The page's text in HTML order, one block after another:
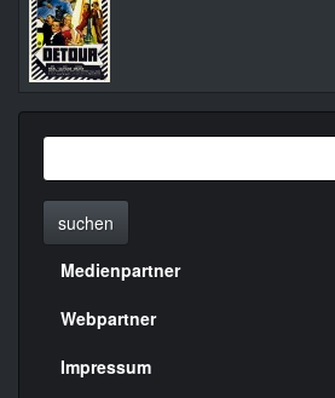
suchen
Menülinks
rechte
Seite
Medienpartner
Webpartner
Impressum